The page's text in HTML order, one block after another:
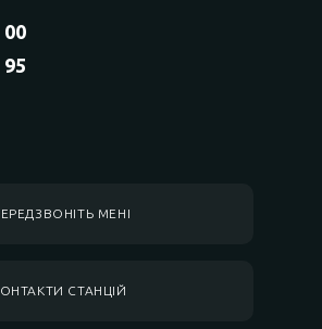
00
95
МЕНІ
СТАНЦІЙ